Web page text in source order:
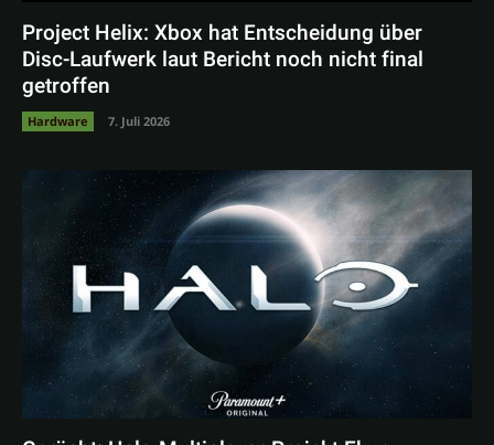
Project Helix: Xbox hat Entscheidung über
Disc-Laufwerk laut Bericht noch nicht final
getroffen
Hardware 7. Juli 2026